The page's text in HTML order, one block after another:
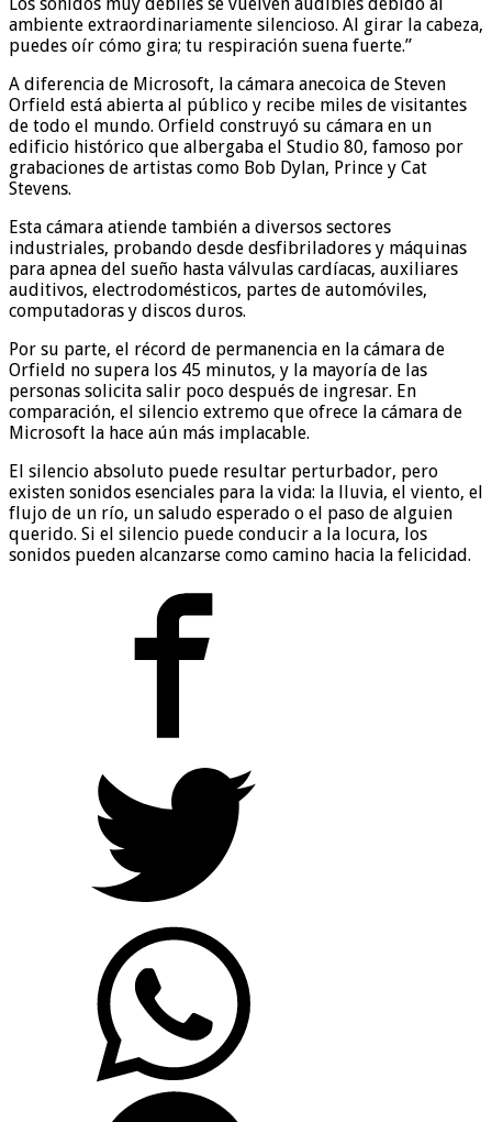
ambiente extraordinariamente silencioso. Al girar la cabeza,
puedes oír cómo gira; tu respiración suena fuerte.”
A diferencia de Microsoft, la cámara anecoica de Steven
Orfield está abierta al público y recibe miles de visitantes
de todo el mundo. Orfield construyó su cámara en un
edificio histórico que albergaba el Studio 80, famoso por
grabaciones de artistas como Bob Dylan, Prince y Cat
Stevens.
Esta cámara atiende también a diversos sectores
industriales, probando desde desfibriladores y máquinas
para apnea del sueño hasta válvulas cardíacas, auxiliares
auditivos, electrodomésticos, partes de automóviles,
computadoras y discos duros.
Por su parte, el récord de permanencia en la cámara de
Orfield no supera los 45 minutos, y la mayoría de las
personas solicita salir poco después de ingresar. En
comparación, el silencio extremo que ofrece la cámara de
Microsoft la hace aún más implacable.
El silencio absoluto puede resultar perturbador, pero
existen sonidos esenciales para la vida: la lluvia, el viento, el
flujo de un río, un saludo esperado o el paso de alguien
querido. Si el silencio puede conducir a la locura, los
sonidos pueden alcanzarse como camino hacia la felicidad.